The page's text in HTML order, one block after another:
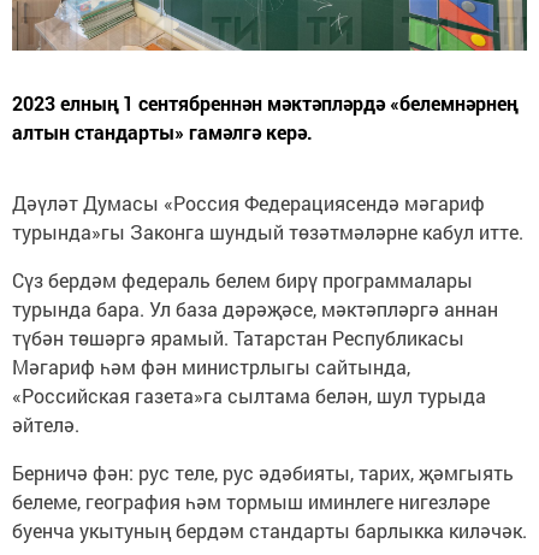
2023 елның 1 сентябреннән мәктәпләрдә «белемнәрнең
алтын стандарты» гамәлгә керә.
Дәүләт Думасы «Россия Федерациясендә мәгариф
турында»гы Законга шундый төзәтмәләрне кабул итте.
Сүз бердәм федераль белем бирү программалары
турында бара. Ул база дәрәҗәсе, мәктәпләргә аннан
түбән төшәргә ярамый. Татарстан Республикасы
Мәгариф һәм фән министрлыгы сайтында,
«Российская газета»га сылтама белән, шул турыда
әйтелә.
Берничә фән: рус теле, рус әдәбияты, тарих, җәмгыять
белеме, география һәм тормыш иминлеге нигезләре
буенча укытуның бердәм стандарты барлыкка киләчәк.